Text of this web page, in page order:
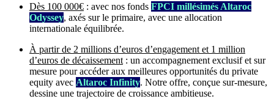
Dès 100 000€ : avec nos fonds FPCI millésimés Altaroc
Odyssey, axés sur le primaire, avec une allocation
internationale équilibrée.
À partir de 2 millions d’euros d’engagement et 1 million
d’euros de décaissement : un accompagnement exclusif et sur
mesure pour accéder aux meilleures opportunités du private
equity avec Altaroc Infinity. Notre offre, conçue sur-mesure,
dessine une trajectoire de croissance ambitieuse.